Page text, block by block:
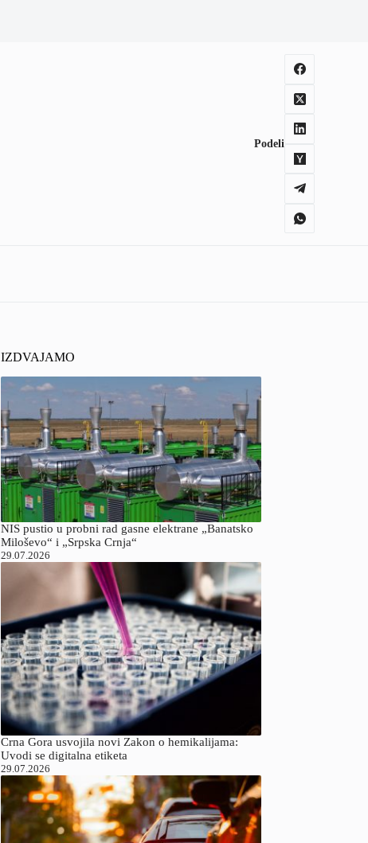
Podeli
IZDVAJAMO
NIS pustio u probni rad gasne elektrane „Banatsko
Miloševo“ i „Srpska Crnja“
29.07.2026
Crna Gora usvojila novi Zakon o hemikalijama:
Uvodi se digitalna etiketa
29.07.2026